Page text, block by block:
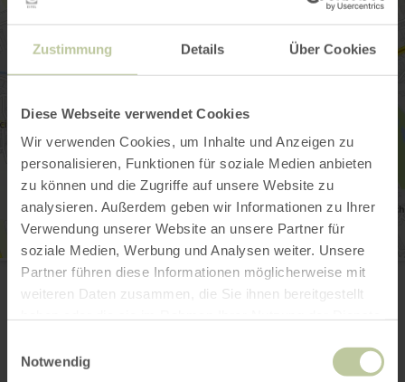
Zustimmung Details Über Cookies
Diese Webseite verwendet Cookies
Wir verwenden Cookies, um Inhalte und Anzeigen zu
personalisieren, Funktionen für soziale Medien anbieten
zu können und die Zugriffe auf unsere Website zu
analysieren. Außerdem geben wir Informationen zu Ihrer
Verwendung unserer Website an unsere Partner für
soziale Medien, Werbung und Analysen weiter. Unsere
Partner führen diese Informationen möglicherweise mit
weiteren Daten zusammen, die Sie ihnen bereitgestellt
Notwendig
Rückriem-Stelen
August-Klotz-Straße 14
52349 Düren
Plan your arrival